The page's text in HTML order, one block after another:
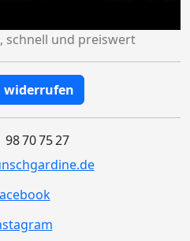
schnell und preiswert
widerrufen
70 75 27